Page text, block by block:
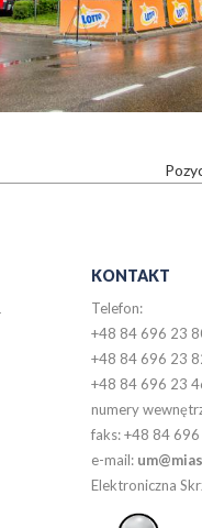
KONTAKT
Telefon:
+48 84 696 23
+48 84 696 23
+48 84 696 23
numery
faks: +48 84
e-mail:
Elektroniczna